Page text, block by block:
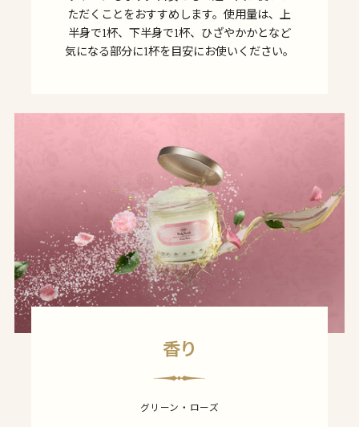
ただくことをおすすめします。使用量は、上
半身で1杯、下半身で1杯、ひざやかかとなど
気になる部分に1杯を目安にお使いください。
香り
グリーン・ローズ